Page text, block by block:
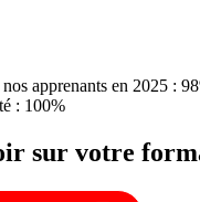
apprenants en 2025 :
: 100%
sur votre